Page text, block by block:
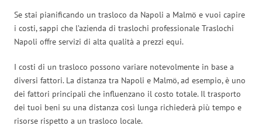
Se stai pianificando un trasloco da Napoli a Malmö e vuoi capire
i costi, sappi che l’azienda di traslochi professionale Traslochi
Napoli offre servizi di alta qualità a prezzi equi.
I costi di un trasloco possono variare notevolmente in base a
diversi fattori. La distanza tra Napoli e Malmö, ad esempio, è uno
dei fattori principali che influenzano il costo totale. Il trasporto
dei tuoi beni su una distanza così lunga richiederà più tempo e
risorse rispetto a un trasloco locale.